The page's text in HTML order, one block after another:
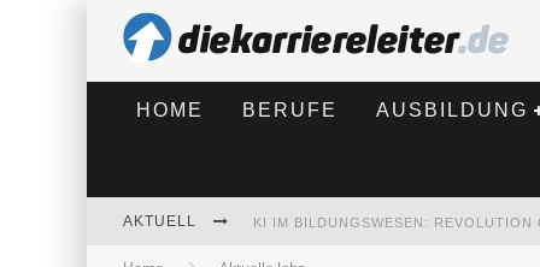
HOME BERUFE AUSBILDUNG
AKTUELL